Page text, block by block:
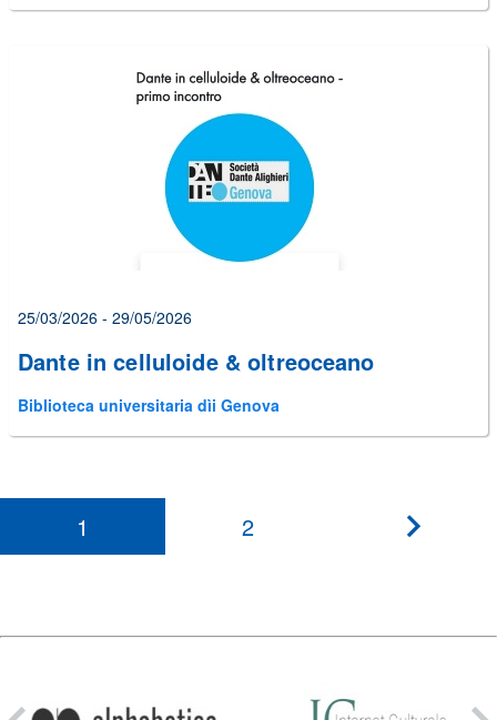
25/03/2026 - 29/05/2026
Dante in celluloide & oltreoceano
Biblioteca universitaria dìi Genova
1 2
su: